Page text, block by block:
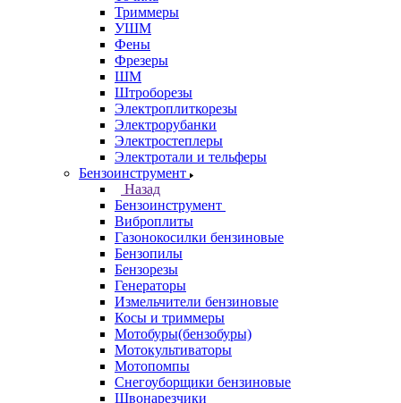
Триммеры
УШМ
Фены
Фрезеры
ШМ
Штроборезы
Электроплиткорезы
Электрорубанки
Электростеплеры
Электротали и тельферы
Бензоинструмент
Назад
Бензоинструмент
Виброплиты
Газонокосилки бензиновые
Бензопилы
Бензорезы
Генераторы
Измельчители бензиновые
Косы и триммеры
Мотобуры(бензобуры)
Мотокультиваторы
Мотопомпы
Снегоуборщики бензиновые
Швонарезчики